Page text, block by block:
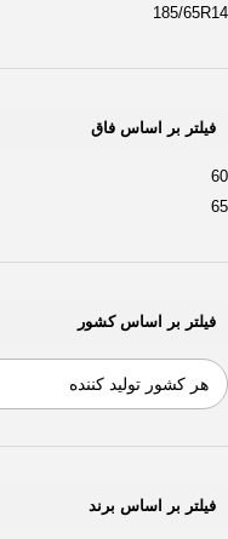
185/65R14
فیلتر بر اساس فاق
60
65
فیلتر بر اساس کشور
فیلتر بر اساس برند